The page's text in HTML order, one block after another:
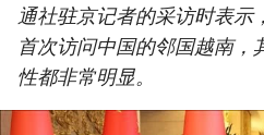
环保
体育
通社驻京记者的采访时表示
首次访问中国的邻国越南
性都非常明显。